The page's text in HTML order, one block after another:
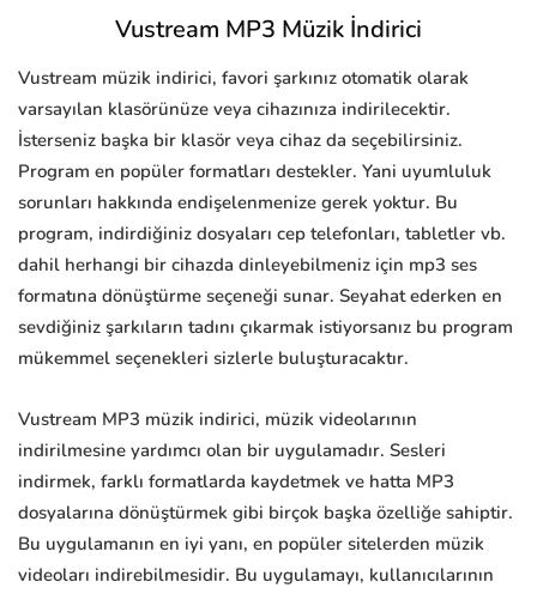
Vustream MP3 Müzik İndirici
Vustream müzik indirici, favori şarkınız otomatik olarak
varsayılan klasörünüze veya cihazınıza indirilecektir.
İsterseniz başka bir klasör veya cihaz da seçebilirsiniz.
Program en popüler formatları destekler. Yani uyumluluk
sorunları hakkında endişelenmenize gerek yoktur. Bu
program, indirdiğiniz dosyaları cep telefonları, tabletler vb.
dahil herhangi bir cihazda dinleyebilmeniz için mp3 ses
formatına dönüştürme seçeneği sunar. Seyahat ederken en
sevdiğiniz şarkıların tadını çıkarmak istiyorsanız bu program
mükemmel seçenekleri sizlerle buluşturacaktır.
Vustream MP3 müzik indirici, müzik videolarının
indirilmesine yardımcı olan bir uygulamadır. Sesleri
indirmek, farklı formatlarda kaydetmek ve hatta MP3
dosyalarına dönüştürmek gibi birçok başka özelliğe sahiptir.
Bu uygulamanın en iyi yanı, en popüler sitelerden müzik
videoları indirebilmesidir. Bu uygulamayı, kullanıcılarının